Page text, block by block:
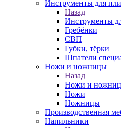
Инструменты для
Назад
Инструменты
Гребёнки
СВП
Губки, тёрки
Шпатели
Ножи и ножницы
Назад
Ножи и
Ножи
Ножницы
Производственная
Напильники